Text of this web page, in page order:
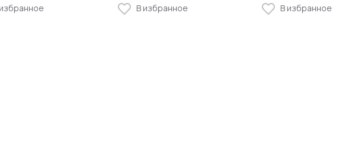
В избранное
В избранное